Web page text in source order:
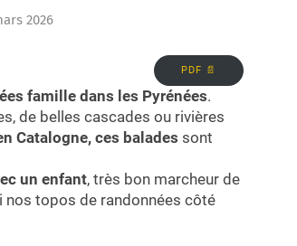
2026
PDF 📄
famille dans les Pyrénées.
de belles cascades ou rivières
Catalogne, ces balades sont
un enfant, très bon marcheur de
nos topos de randonnées côté